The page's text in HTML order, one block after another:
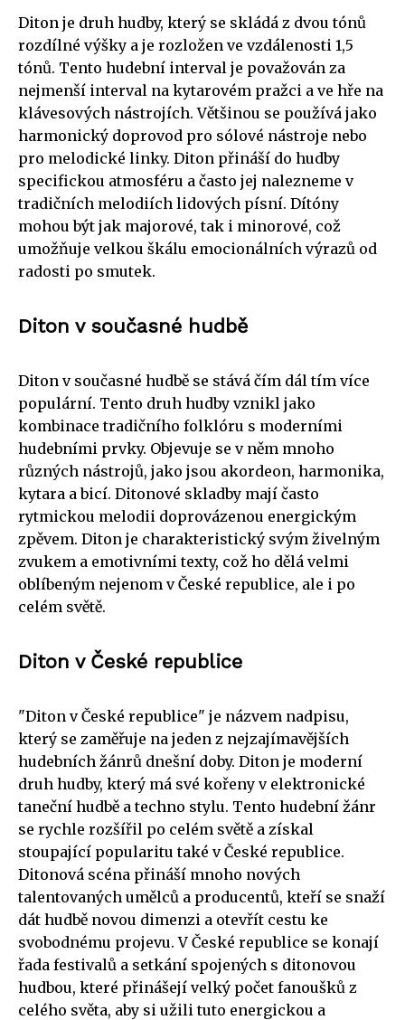
Diton je druh hudby, který se skládá z dvou tónů
rozdílné výšky a je rozložen ve vzdálenosti 1,5
tónů. Tento hudební interval je považován za
nejmenší interval na kytarovém pražci a ve hře na
klávesových nástrojích. Většinou se používá jako
harmonický doprovod pro sólové nástroje nebo
pro melodické linky. Diton přináší do hudby
specifickou atmosféru a často jej nalezneme v
tradičních melodiích lidových písní. Dítóny
mohou být jak majorové, tak i minorové, což
umožňuje velkou škálu emocionálních výrazů od
radosti po smutek.
Diton v současné hudbě
Diton v současné hudbě se stává čím dál tím více
populární. Tento druh hudby vznikl jako
kombinace tradičního folklóru s moderními
hudebními prvky. Objevuje se v něm mnoho
různých nástrojů, jako jsou akordeon, harmonika,
kytara a bicí. Ditonové skladby mají často
rytmickou melodii doprovázenou energickým
zpěvem. Diton je charakteristický svým živelným
zvukem a emotivními texty, což ho dělá velmi
oblíbeným nejenom v České republice, ale i po
celém světě.
Diton v České republice
"Diton v České republice" je názvem nadpisu,
který se zaměřuje na jeden z nejzajímavějších
hudebních žánrů dnešní doby. Diton je moderní
druh hudby, který má své kořeny v elektronické
taneční hudbě a techno stylu. Tento hudební žánr
se rychle rozšířil po celém světě a získal
stoupající popularitu také v České republice.
Ditonová scéna přináší mnoho nových
talentovaných umělců a producentů, kteří se snaží
dát hudbě novou dimenzi a otevřít cestu ke
svobodnému projevu. V České republice se konají
řada festivalů a setkání spojených s ditonovou
hudbou, které přinášejí velký počet fanoušků z
celého světa, aby si užili tuto energickou a